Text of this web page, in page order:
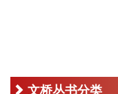
文桥丛书分类